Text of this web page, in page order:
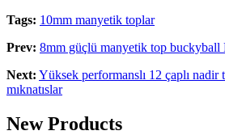
Tags: 10mm manyetik toplar
Prev: 8mm güçlü manyetik top buckyball
Next: Yüksek performanslı 12 çaplı nadir
mıknatıslar
New Products